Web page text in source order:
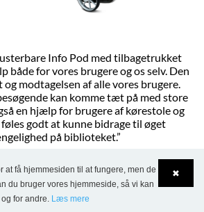
Info Pod med tilbagetrukket
både for vores brugere og os selv. Den
modtagelsen af alle vores brugere.
kan komme tæt på med store
en hjælp for brugere af kørestole og
godt at kunne bidrage til øget
på biblioteket.”
Bonde og Maria Nilsson
bibliotek, Sverige
✖
at få hjemmesiden til at fungere, men de
du bruger vores hjemmeside, så vi kan
for andre. Læs mere